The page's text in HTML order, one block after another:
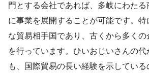
門とする会社であれば、多岐にわたる
に事業を展開することが可能です。
な貿易相手国であり、古くから多く
を行っています。ひいおじいさんの
も、国際貿易の長い経験を示している